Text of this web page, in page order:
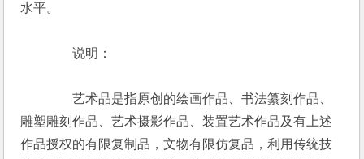
水平。
说明：
艺术品是指原创的绘画作品、书法纂刻作品、
雕塑雕刻作品、艺术摄影作品、装置艺术作品及有上述
作品授权的有限复制品，文物有限仿复品，利用传统技